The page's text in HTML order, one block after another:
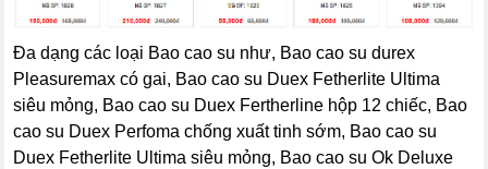
Đa dạng các loại Bao cao su như, Bao cao su durex
Pleasuremax có gai, Bao cao su Duex Fetherlite Ultima
siêu mỏng, Bao cao su Duex Fertherline hộp 12 chiếc, Bao
cao su Duex Perfoma chống xuất tinh sớm, Bao cao su
Duex Fetherlite Ultima siêu mỏng, Bao cao su Ok Deluxe